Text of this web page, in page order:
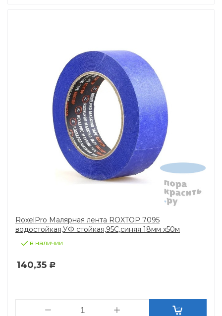
RoxelPro Малярная лента ROXTOP 7095
водостойкая,УФ стойкая,95С,синяя 18мм х50м
в наличии
140,35 Р